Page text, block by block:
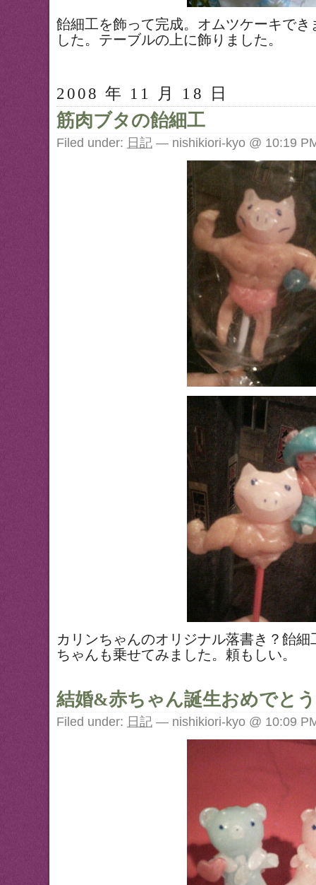
飴細工を飾って完成。オムツケーキで
した。テーブルの上に飾りました。
2008 年 11 月 18 日
筋肉ブタの飴細工
Filed under: 日記 — nishikiori-kyo @ 10:19
カリンちゃんのオリジナル落書き？飴
ちゃんも乗せてみました。頼もしい。
結婚&赤ちゃん誕生おめでと
Filed under: 日記 — nishikiori-kyo @ 10:09